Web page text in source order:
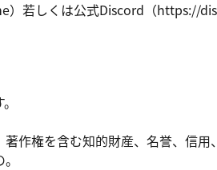
）若しくは公式Discord（https://
作権を含む知的財産、名誉、信